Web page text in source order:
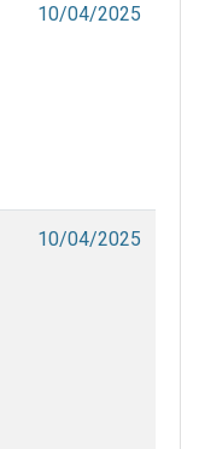
10/04/2025
10/04/2025